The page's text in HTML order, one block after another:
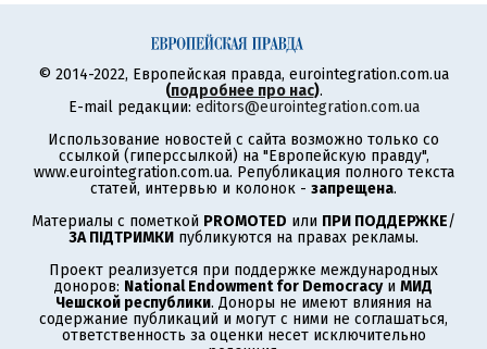
© 2014-2022, Европейская правда, eurointegration.com.ua
(подробнее про нас).
E-mail редакции: editors@eurointegration.com.ua
Использование новостей с сайта возможно только со
ссылкой (гиперссылкой) на "Европейскую правду",
www.eurointegration.com.ua. Републикация полного текста
статей, интервью и колонок - запрещена.
Материалы с пометкой PROMOTED или ПРИ ПОДДЕРЖКЕ/
ЗА ПІДТРИМКИ публикуются на правах рекламы.
Проект реализуется при поддержке международных
доноров: National Endowment for Democracyи МИД
Чешской республики. Доноры не имеют влияния на
содержание публикаций и могут с ними не соглашаться,
ответственность за оценки несет исключительно